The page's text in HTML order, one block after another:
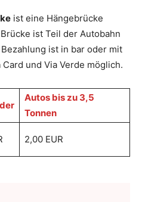
ist eine Hängebrücke
ist Teil der Autobahn
ist in bar oder mit
und Via Verde möglich.
Autos bis zu 3,5
Tonnen
2,00 EUR